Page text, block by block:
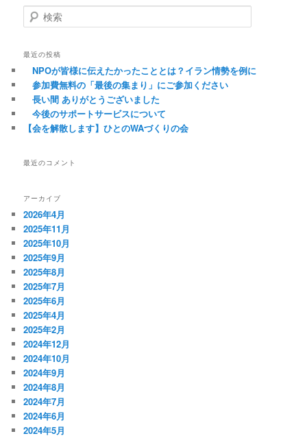
検索
最近の投稿
NPOが皆様に伝えたかったこととは？イラン情勢を例に
参加費無料の「最後の集まり」にご参加ください
長い間 ありがとうございました
今後のサポートサービスについて
【会を解散します】ひとのWAづくりの会
最近のコメント
アーカイブ
2026年4月
2025年11月
2025年10月
2025年9月
2025年8月
2025年7月
2025年6月
2025年4月
2025年2月
2024年12月
2024年10月
2024年9月
2024年8月
2024年7月
2024年6月
2024年5月